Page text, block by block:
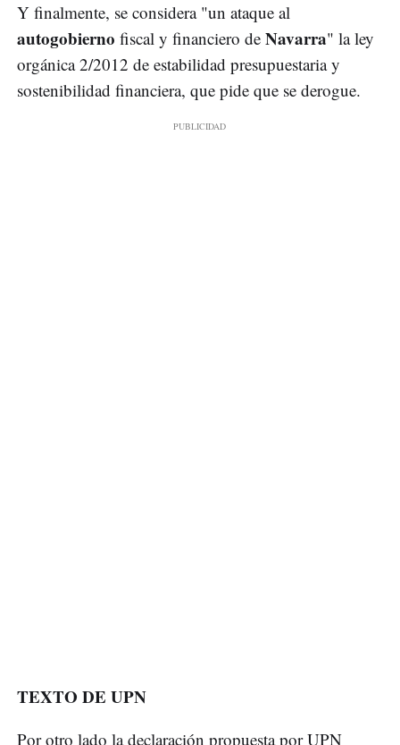
Y finalmente, se considera "un ataque al
autogobierno fiscal y financiero de Navarra" la ley
orgánica 2/2012 de estabilidad presupuestaria y
sostenibilidad financiera, que pide que se derogue.
TEXTO DE UPN
Por otro lado la declaración propuesta por UPN